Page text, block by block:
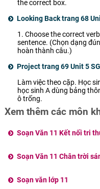
the correct box.
Looking Back trang 68
1. Choose the correct
sentence. (Chọn dạng
hoàn thành câu.)
Project trang 69 Unit 5
Làm việc theo cặp. Học
học sinh A dùng bảng
ô trống.
Xem thêm các môn
Soạn Văn 11 Kết nối tri
Soạn Văn 11 Chân trời
Soạn văn lớp 11